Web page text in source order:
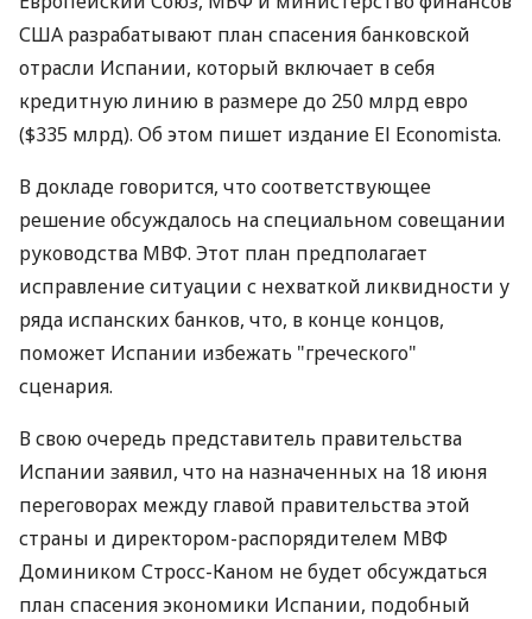
США разрабатывают план спасения банковской
отрасли Испании, который включает в себя
кредитную линию в размере до 250 млрд евро
($335 млрд). Об этом пишет издание El Economista.
В докладе говорится, что соответствующее
решение обсуждалось на специальном совещании
руководства МВФ. Этот план предполагает
исправление ситуации с нехваткой ликвидности у
ряда испанских банков, что, в конце концов,
поможет Испании избежать "греческого"
сценария.
В свою очередь представитель правительства
Испании заявил, что на назначенных на 18 июня
переговорах между главой правительства этой
страны и директором-распорядителем МВФ
Домиником Стросс-Каном не будет обсуждаться
план спасения экономики Испании, подобный